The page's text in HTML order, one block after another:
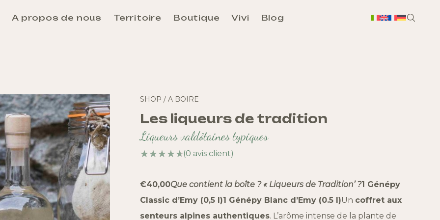
A propos de nous Territoire
Unité des Communes Mont-Rose
Unité des Communes Mont-Cervin
Unité des Communes Mont-Émilius
Unité des Communes Valdigne-Mont-Blanc
Unité des Communes Walser
Se rendre et se déplacer en Vallée d’Aoste
Boutique Vivi Blog
SHOP / A BOIRE
Les liqueurs de tradition
Liqueurs valdôtaines typiques
(0 avis client)
€40,00Que contient la boîte ? « Liqueurs de Tradition’ ?1 Génépy
Classic d’Emy (0,5 l)1 Génépy Blanc d’Emy (0.5 l)Un coffret aux
senteurs alpines authentiques. L’arôme intense de la plante de